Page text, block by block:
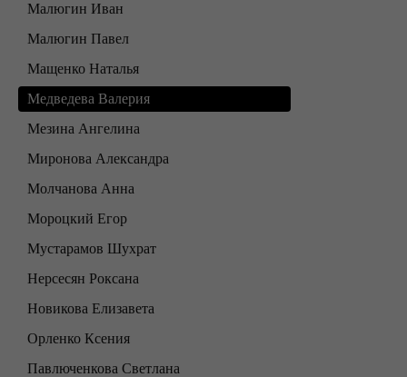
Малюгин Иван
Малюгин Павел
Мащенко Наталья
Медведева Валерия
Мезина Ангелина
Миронова Александра
Молчанова Анна
Мороцкий Егор
Мустарамов Шухрат
Нерсесян Роксана
Новикова Елизавета
Орленко Ксения
Павлюченкова Светлана